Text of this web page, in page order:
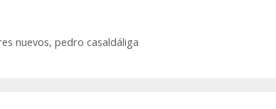
nuevos,pedro casaldáliga